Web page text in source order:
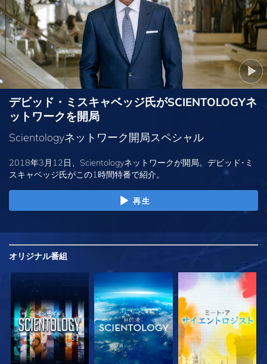
デビッド・ミスキャベッジ氏がSCIENTOLOGYネ
ットワークを開局
Scientologyネットワーク開局スペシャル
2018年3月12日、Scientologyネットワークが開局。デビッド･ミ
スキャベッジ氏がこの1時間特番で紹介。
再生
オリジナル番組